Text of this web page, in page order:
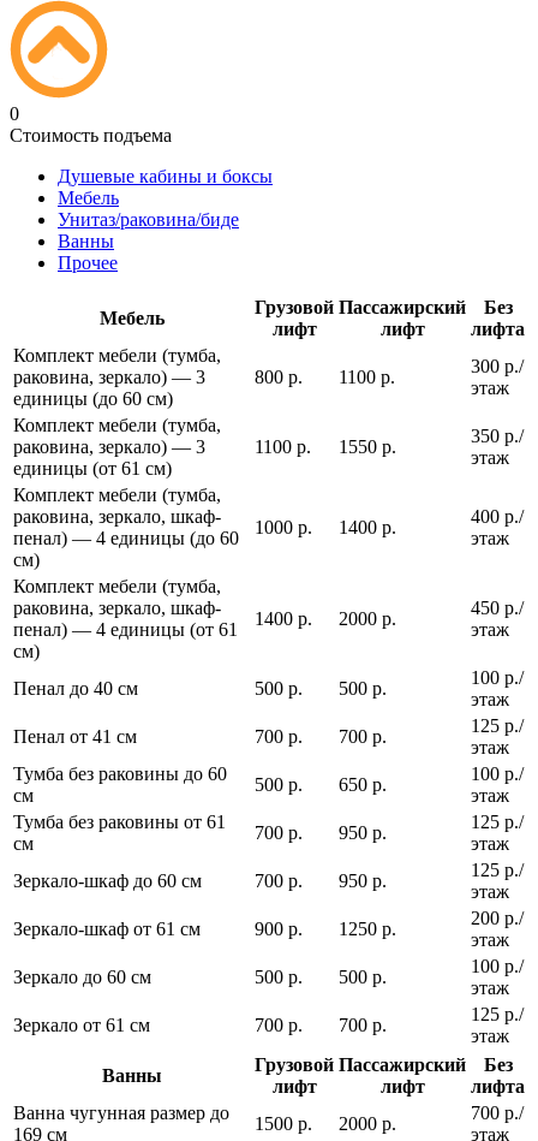
0
Стоимость подъема
Душевые кабины и боксы
Мебель
Унитаз/раковина/биде
Ванны
Прочее
Мебель
Грузовой
лифт
Пассажирский
лифт
Без
лифта
Комплект мебели (тумба,
раковина, зеркало) — 3
единицы (до 60 см)
800 р. 1100 р.
300 р./
этаж
Комплект мебели (тумба,
раковина, зеркало) — 3
единицы (от 61 см)
1100 р. 1550 р.
350 р./
этаж
Комплект мебели (тумба,
раковина, зеркало, шкаф-
пенал) — 4 единицы (до 60
см)
1000 р. 1400 р.
400 р./
этаж
Комплект мебели (тумба,
раковина, зеркало, шкаф-
пенал) — 4 единицы (от 61
см)
1400 р. 2000 р.
450 р./
этаж
Пенал до 40 см 500 р. 500 р.
100 р./
этаж
Пенал от 41 см
700 р. 700 р.
125 р./
этаж
Тумба без раковины до 60
см
500 р. 650 р.
100 р./
этаж
Тумба без раковины от 61
см
700 р. 950 р.
125 р./
этаж
Зеркало-шкаф до 60 см
700 р. 950 р.
125 р./
этаж
Зеркало-шкаф от 61 см
900 р. 1250 р.
200 р./
этаж
Зеркало до 60 см
500 р. 500 р.
100 р./
этаж
Зеркало от 61 см
700 р. 700 р.
125 р./
этаж
Ванны
Грузовой
лифт
Пассажирский
лифт
Без
лифта
Ванна чугунная размер до
169 см
1500 р. 2000 р.
700 р./
этаж